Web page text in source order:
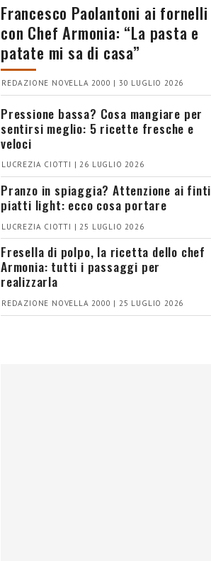
Francesco Paolantoni ai fornelli
con Chef Armonia: “La pasta e
patate mi sa di casa”
REDAZIONE NOVELLA 2000 | 30 LUGLIO 2026
Pressione bassa? Cosa mangiare per
sentirsi meglio: 5 ricette fresche e
veloci
LUCREZIA CIOTTI | 26 LUGLIO 2026
Pranzo in spiaggia? Attenzione ai finti
piatti light: ecco cosa portare
LUCREZIA CIOTTI | 25 LUGLIO 2026
Fresella di polpo, la ricetta dello chef
Armonia: tutti i passaggi per
realizzarla
REDAZIONE NOVELLA 2000 | 25 LUGLIO 2026